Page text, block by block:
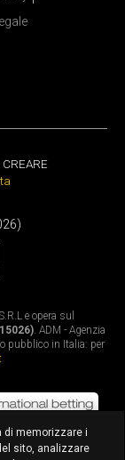
e opera sul
. ADM - Agenzia
pubblico in Italia: per
di memorizzare i
sito, analizzare